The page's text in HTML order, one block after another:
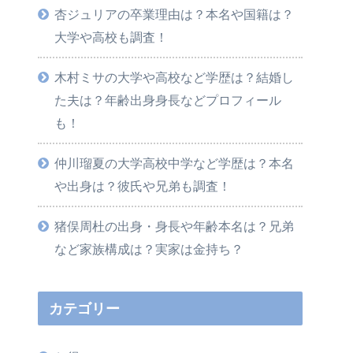
杏ジュリアの卒業理由は？本名や国籍は？
大学や高校も調査！
木村ミサの大学や高校など学歴は？結婚し
た夫は？年齢出身身長などプロフィール
も！
仲川瑠夏の大学高校中学など学歴は？本名
や出身は？彼氏や兄弟も調査！
猪俣周杜の出身・身長や年齢本名は？兄弟
など家族構成は？実家は金持ち？
カテゴリー